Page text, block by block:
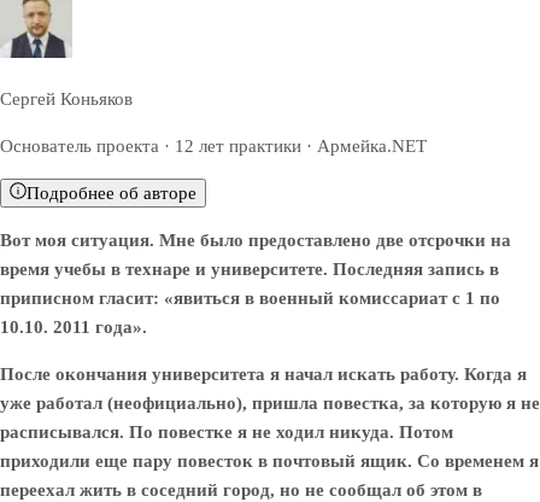
Сергей Коньяков
Основатель проекта · 12 лет практики · Армейка.NET
Подробнее об авторе
Вот моя ситуация. Мне было предоставлено две отсрочки на
время учебы в технаре и университете. Последняя запись в
приписном гласит: «явиться в военный комиссариат с 1 по
10.10. 2011 года».
После окончания университета я начал искать работу. Когда я
уже работал (неофициально), пришла повестка, за которую я не
расписывался. По повестке я не ходил никуда. Потом
приходили еще пару повесток в почтовый ящик. Со временем я
переехал жить в соседний город, но не сообщал об этом в